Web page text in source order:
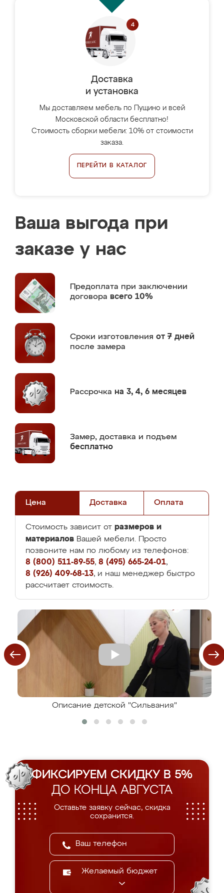
Доставка
и установка
Мы доставляем мебель по Пущино и всей
Московской области бесплатно!
Стоимость сборки мебели: 10% от стоимости
заказа.
ПЕРЕЙТИ В КАТАЛОГ
Ваша выгода при
заказе у нас
Предоплата при заключении
договора всего 10%
Сроки изготовления от 7 дней
после замера
Рассрочка на 3, 4, 6 месяцев
Замер, доставка и подъем
бесплатно
Цена Доставка Оплата
Стоимость зависит от размеров и
материалов Вашей мебели. Просто
позвоните нам по любому из телефонов:
8 (800) 511-89-55, 8 (495) 665-24-01,
8 (926) 409-68-13, и наш менеджер быстро
рассчитает стоимость.
Описание детской "Сильвания"
ФИКСИРУЕМ СКИДКУ В 5%
ДО КОНЦА АВГУСТА
Оставьте заявку сейчас, скидка
сохранится.
Желаемый бюджет